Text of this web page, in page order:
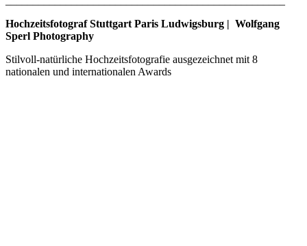
Hochzeitsfotograf Stuttgart Paris Ludwigsburg | Wolfgang
Sperl Photography
Stilvoll-natürliche Hochzeitsfotografie ausgezeichnet mit 8
nationalen und internationalen Awards